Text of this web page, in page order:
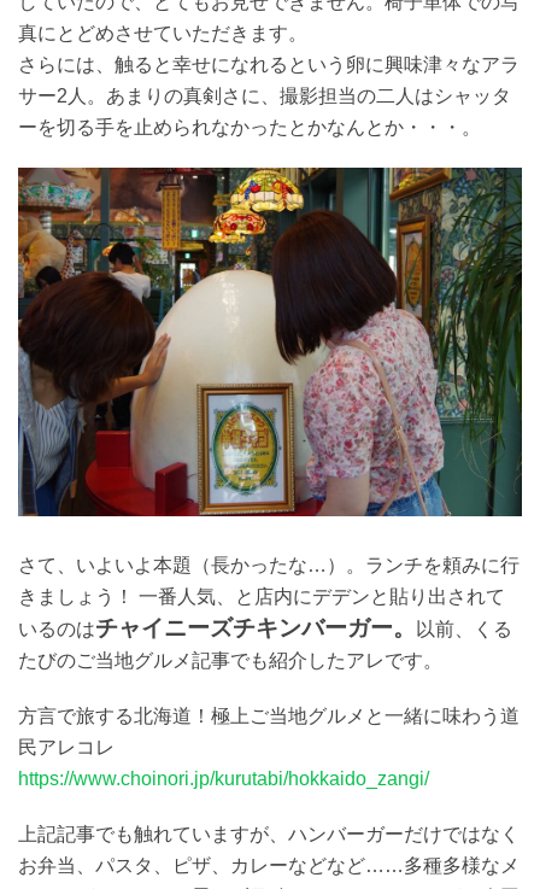
真にとどめさせていただきます。
さらには、触ると幸せになれるという卵に興味津々なアラ
サー2人。あまりの真剣さに、撮影担当の二人はシャッタ
ーを切る手を止められなかったとかなんとか・・・。
さて、いよいよ本題（長かったな…）。ランチを頼みに行
きましょう！ 一番人気、と店内にデデンと貼り出されて
いるのはチャイニーズチキンバーガー。
以前、くる
たびのご当地グルメ記事でも紹介したアレです。
方言で旅する北海道！極上ご当地グルメと一緒に味わう道
民アレコレ
https://www.choinori.jp/kurutabi/hokkaido_zangi/
上記記事でも触れていますが、ハンバーガーだけではなく
お弁当、パスタ、ピザ、カレーなどなど……多種多様なメ